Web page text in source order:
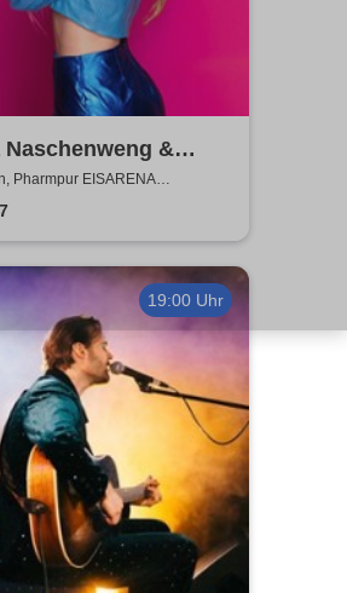
Naschenweng &
Pharmpur EISARENA
19:00 Uhr